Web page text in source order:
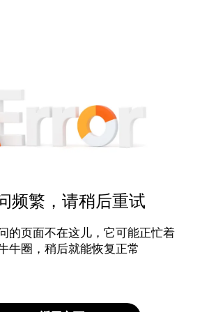
频繁，请稍后重试
的页面不在这儿，它可能正忙着
牛圈，稍后就能恢复正常